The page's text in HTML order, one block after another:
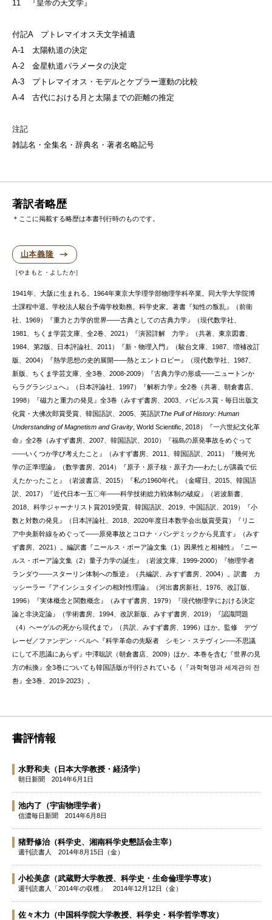
11 『皇帝の天文学』
付記A プトレマイオス天文学補遺
A-1 太陽軌道の決定
A-2 金星軌道パラメータの決定
A-3 プトレマイオス・モデルとケプラー運動の比較
A-4 古代における月と太陽までの距離の推定
注記
雑誌名・全集名・辞典名・著者名略記号
著訳者略歴
＊ここに掲載する略歴は本書刊行時のものです。
山本義隆
やまもと・よしたか
1941年、大阪に生まれる。1964年東京大学理学部物理学科卒業。同大学大学院博
士課程中退。学校法人駿台予備学校勤務。科学史家。著書『知性の叛乱』（前衛
社、1969）『重力と力学的世界——古典としての古典力学』（現代数学社、
1981、ちくま学芸文庫、全2巻、2021）『演習詳解 力学』（共著、東京図書、
1984、第2版、日本評論社、2011）『新・物理入門』（駿台文庫、1987、増補改訂
版、2004）『熱学思想の史的展開——熱とエントロピー』（現代数学社、1987、
新版、ちくま学芸文庫、全3巻、2008-2009）『古典力学の形成——ニュートンか
らラグランジュへ』（日本評論社、1997）『解析力学』全2巻（共著、朝倉書店、
1998）『磁力と重力の発見』全3巻（みすず書房、2003、パピルス賞・毎日出版文
化賞・大佛次郎賞受賞、韓国語訳、2005、英語訳The Pull of History: Human
Understanding of Magnetism and Gravity, World Scientific, 2018）『一六世紀文化革
命』全2巻（みすず書房、2007、韓国語訳、2010）『福島の原発事故をめぐって
——いくつか学び考えたこと』（みすず書房、2011、韓国語訳、2011）『幾何光
学の正準理論』（数学書房、2014）『原子・原子核・原子力──わたしが講義で伝
えたかったこと』（岩波書店、2015）『私の1960年代』（金曜日、2015、韓国語
訳、2017）『近代日本一五〇年——科学技術総力戦体制の破綻』（岩波新書、
2018、科学ジャーナリスト賞2019受賞、韓国語訳、2019、中国語訳、2019）『小
数と対数の発見』（日本評論社、2018、2020年度日本数学会出版賞受賞）『リニ
ア中央新幹線をめぐって――原発事故とコロナ・パンデミックから見直す』（みす
ず書房、2021）。編訳書『ニールス・ボーア論文集（1）因果性と相補性』『ニー
ルス・ボーア論文集（2）量子力学の誕生』（岩波文庫、1999-2000）『物理学者
ランダウ——スターリン体制への叛逆』（共編訳、みすず書房、2004）。訳書 カ
ッシーラー『アインシュタインの相対性理論』（河出書房新社、1976、改訂版、
1996）『実体概念と関数概念』（みすず書房、1979）『現代物理学における決定
論と非決定論』（学術書房、1994、改訳新版、みすず書房、2019）『認識問題
（4）ヘーゲルの死から現代まで』（共訳、みすず書房、1996）ほか。監修 デヴ
レーゼ／ファンデン・ベルヘ『科学革命の先駆者 シモン・ステヴィン──不思議
にして不思議にあらず』中澤聡訳（朝倉書店、2009）ほか。本巻を含む『世界の見
方の転換』全3巻についても韓国語版が刊行されている（『과학혁명과 세계관의 전
환』全3巻、2019-2023）。
書評情報
水野和夫（日本大学教授・経済学）
朝日新聞 2014年6月1日
池内了 （宇宙物理学者）
信濃毎日新聞 2014年6月8日
猪野修治（科学史、湘南科学史懇話会主宰）
週刊読書人 2014年8月15日（金）
小松美彦（武蔵野大学教授、科学史・生命倫理学専攻）
週刊読書人「2014年の収穫」 2014年12月12日（金）
佐々木力 （中国科学院大学教授、科学史・科学哲学専攻）